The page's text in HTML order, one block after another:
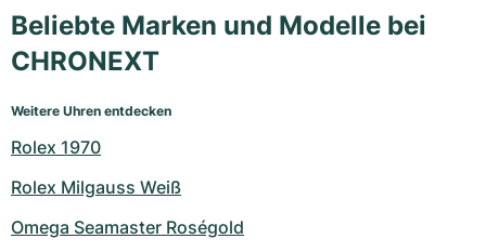
Beliebte Marken und Modelle bei
CHRONEXT
Weitere Uhren entdecken
Rolex 1970
Rolex Milgauss Weiß
Omega Seamaster Roségold